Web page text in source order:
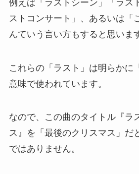
例えば「ラストシーン」「ラス
ストコンサート」、あるいは「
んていう言い方もすると思いま
これらの「ラスト」は明らかに
意味で使われています。
なので、この曲のタイトル『ラ
ス』を「最後のクリスマス」だ
ではありません。